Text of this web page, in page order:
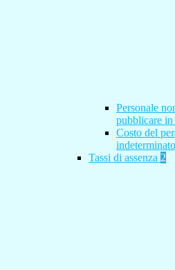
Personale
pubblicare in
Costo del
Tassi di assenza 2